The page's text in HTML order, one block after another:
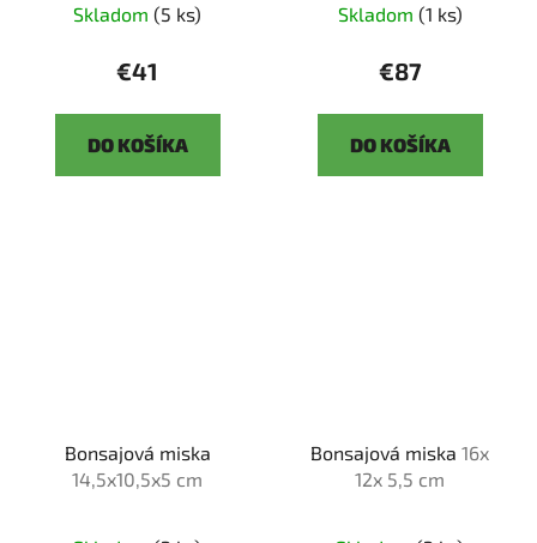
Skladom (5 ks)
€41
DO KOŠÍKA
Skladom (1 ks)
€87
DO KOŠÍKA
Bonsajová miska
14,5x10,5x5 cm
Bonsajová miska 16x
12x 5,5 cm